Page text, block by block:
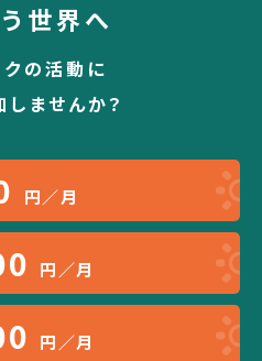
世界へ
の活動に
ませんか？
円／月
円／月
円／月